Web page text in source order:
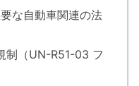
な自動車関連の法
制（UN-R51-03 フ